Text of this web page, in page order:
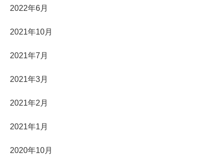
2022年6月
2021年10月
2021年7月
2021年3月
2021年2月
2021年1月
2020年10月